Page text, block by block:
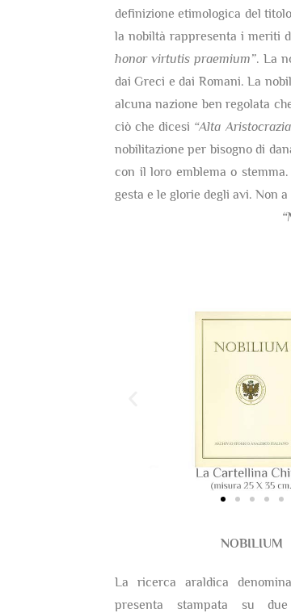
definizione etimologica del
la nobiltà rappresenta i meriti
honor virtutis praemium”. La
dai Greci e dai Romani. La
alcuna nazione ben regolata
ciò che dicesi “Alta
nobilitazione per bisogno di
con il loro emblema o
gesta e le glorie degli avi. Non
NOBILIUM
La ricerca araldica
presenta stampata su